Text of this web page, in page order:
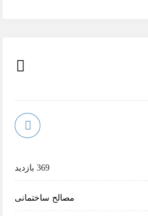
369 بازدید
مصالح ساختمانی